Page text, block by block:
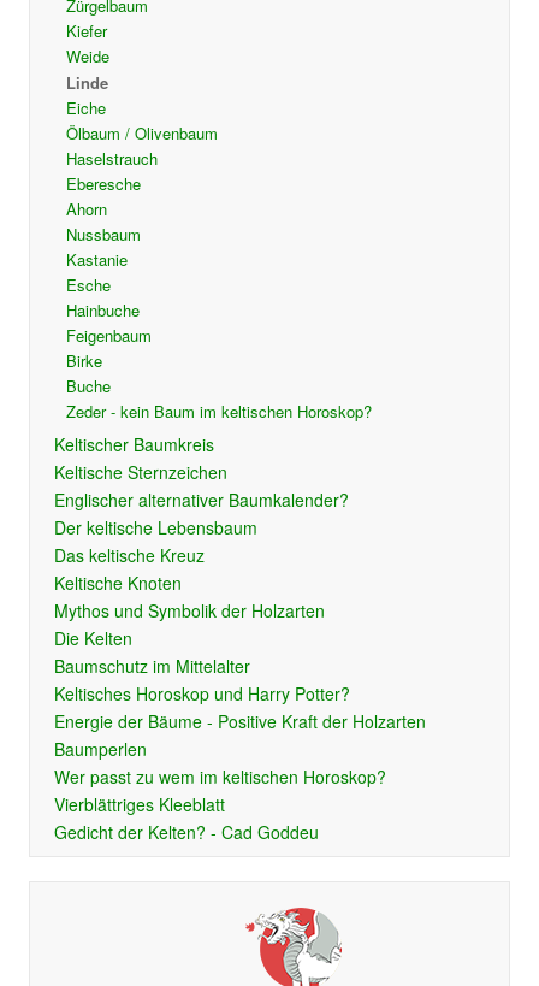
Zürgelbaum
Kiefer
Weide
Linde
Eiche
Ölbaum / Olivenbaum
Haselstrauch
Eberesche
Ahorn
Nussbaum
Kastanie
Esche
Hainbuche
Feigenbaum
Birke
Buche
Zeder - kein Baum im keltischen Horoskop?
Keltischer Baumkreis
Keltische Sternzeichen
Englischer alternativer Baumkalender?
Der keltische Lebensbaum
Das keltische Kreuz
Keltische Knoten
Mythos und Symbolik der Holzarten
Die Kelten
Baumschutz im Mittelalter
Keltisches Horoskop und Harry Potter?
Energie der Bäume - Positive Kraft der Holzarten
Baumperlen
Wer passt zu wem im keltischen Horoskop?
Vierblättriges Kleeblatt
Gedicht der Kelten? - Cad Goddeu